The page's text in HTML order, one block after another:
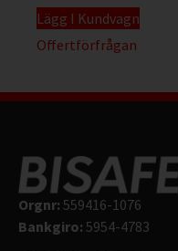
Lägg I Kundvagn
Offertförfrågan
Orgnr: 559416-1076
Bankgiro: 5954-4783